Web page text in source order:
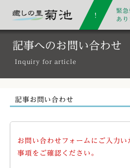
緊急
あり
記事へのお問い合わせ
Inquiry for article
記事お問い合わせ
お問い合わせフォームにご入力
事項をご確認ください。